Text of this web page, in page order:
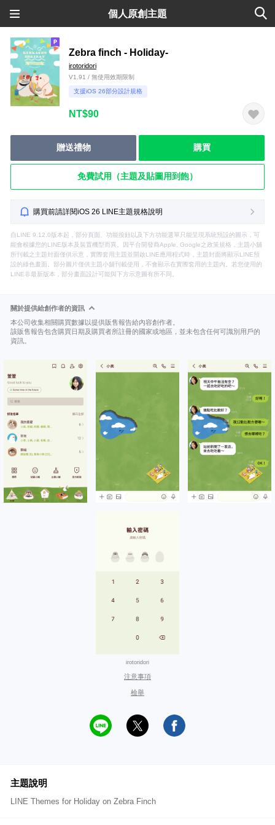
個人原創主題
Zebra finch - Holiday-
irotoridori
V1.91 / 無使用效期限制
支援iOS 26部分設計規格
NT$90
贈送禮物 購買
免費試用（主題及貼圖用到飽）
購買前請詳閱iOS 26 LINE主題規格說明
自LINE 9.12.0版本起，部分頁面、功能按鈕以及下方功能選單只能呈現系統預設的圖示，可
能會根據您的LINE版本及裝置機型而異。因平台開發商Apple, Google之政策規格，主題小舖
所刊載之主題封面僅供示意，實際套用主題並開啟LINE應用程式時，主題封面將顯示LINE預
設的綠色畫面。部分圖片僅供主題小舖刊載使用，不會顯示在實際套用的主題內。若您使用的
LINE非最新版本，部分畫面設計可能與下方示意圖有所不同。
關於提供給創作者的資訊
本公司收集相關購買數據以提供販售報告給內容創作者。
該販售報告包含購買日期及購買者所註冊的國家或地區，並未包含任何可識別用戶的
資訊。
irotoridori
注意事項
檢舉
主題說明
LINE Themes for Holiday on Zebra Finch